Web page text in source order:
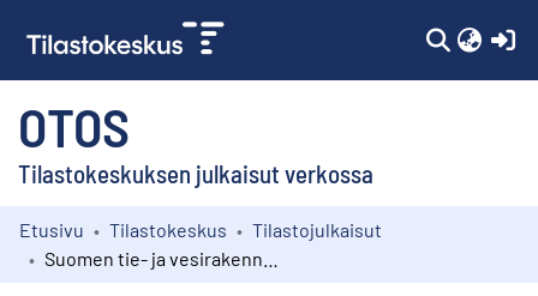
OTOS
Tilastokeskuksen julkaisut verkossa
Kokoelmat
Etusivu Tilastokeskus
Tilastojulkaisut